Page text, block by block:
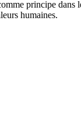
principe dans
humaines.